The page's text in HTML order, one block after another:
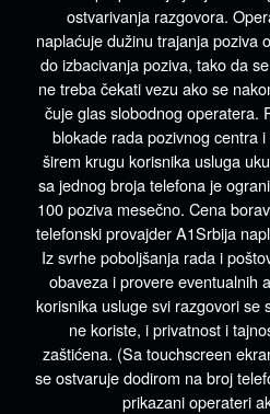
ostvarivanja razgovora.
naplaćuje dužinu trajanja poziva
do izbacivanja poziva, tako da
ne treba čekati vezu ako se
čuje glas slobodnog operatera.
blokade rada pozivnog centra
širem krugu korisnika usluga
sa jednog broja telefona je
100 poziva mesečno. Cena
telefonski provajder A1Srbija
Iz svrhe poboljšanja rada i
obaveza i provere eventualnih
korisnika usluge svi razgovori se
ne koriste, i privatnost i
zaštićena. (Sa touchscreen
se ostvaruje dodirom na broj
prikazani operateri